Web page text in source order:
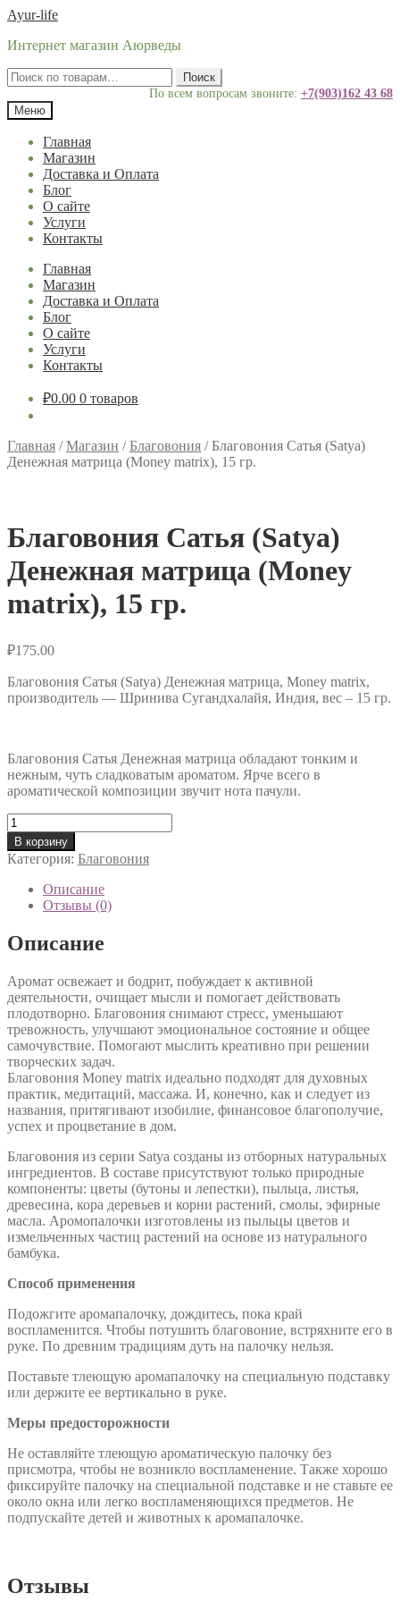
Перейти
навигации
Перейти
содержимому
Ayur-life
Интернет магазин Аюрведы
Искать:
Поиск
По всем вопросам звоните: +7(903)162 43 68
Меню
Главная
Магазин
Доставка и Оплата
Блог
О сайте
Услуги
Контакты
Главная
Магазин
Доставка и Оплата
Блог
О сайте
Услуги
Контакты
₽0.00 0 товаров
Главная /Магазин /Благовония /Благовония Сатья (Satya)
Денежная матрица (Money matrix), 15 гр.
Благовония Сатья (Satya)
Денежная матрица (Money
matrix), 15 гр.
₽175.00
Благовония Сатья (Satya) Денежная матрица, Money matrix,
производитель — Шринива Сугандхалайя, Индия, вес – 15 гр.
Благовония Сатья Денежная матрица обладают тонким и
нежным, чуть сладковатым ароматом. Ярче всего в
ароматической композиции звучит нота пачули.
Количество
товара
Благовония
Сатья
(Satya)
Денежная
матрица
(Money
matrix),
гр.
В корзину
Категория: Благовония
Описание
Отзывы (0)
Описание
Аромат освежает и бодрит, побуждает к активной
деятельности, очищает мысли и помогает действовать
плодотворно. Благовония снимают стресс, уменьшают
тревожность, улучшают эмоциональное состояние и общее
самочувствие. Помогают мыслить креативно при решении
творческих задач.
Благовония Money matrix идеально подходят для духовных
практик, медитаций, массажа. И, конечно, как и следует из
названия, притягивают изобилие, финансовое благополучие,
успех и процветание в дом.
Благовония из серии Satya созданы из отборных натуральных
ингредиентов. В составе присутствуют только природные
компоненты: цветы (бутоны и лепестки), пыльца, листья,
древесина, кора деревьев и корни растений, смолы, эфирные
масла. Аромопалочки изготовлены из пыльцы цветов и
измельченных частиц растений на основе из натурального
бамбука.
Способ применения
Подожгите аромапалочку, дождитесь, пока край
воспламенится. Чтобы потушить благовоние, встряхните его в
руке. По древним традициям дуть на палочку нельзя.
Поставьте тлеющую аромапалочку на специальную подставку
или держите ее вертикально в руке.
Меры предосторожности
Не оставляйте тлеющую ароматическую палочку без
присмотра, чтобы не возникло воспламенение. Также хорошо
фиксируйте палочку на специальной подставке и не ставьте ее
около окна или легко воспламеняющихся предметов. Не
подпускайте детей и животных к аромапалочке.
Отзывы